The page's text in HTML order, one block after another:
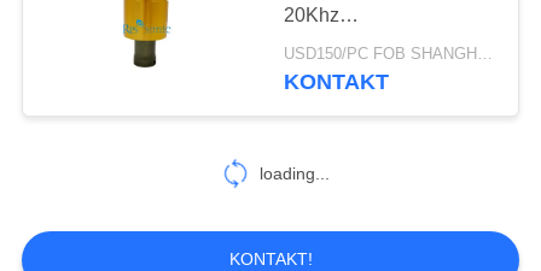
Ultraschallspray-
16
20Khz
Ultraschallkonverter der
1500 Watt-hohen
USD150/PC FOB SHANGHAI MOQ:1pcs
KONTAKT
loading...
KONTAKT!